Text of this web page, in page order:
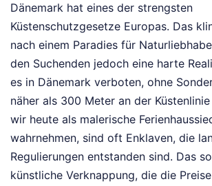
Dänemark hat eines der strengsten
Küstenschutzgesetze Europas. Das
nach einem Paradies für
den Suchenden jedoch eine harte
es in Dänemark verboten, ohne
näher als 300 Meter an der
wir heute als malerische
wahrnehmen, sind oft Enklaven, die
Regulierungen entstanden sind. Das
künstliche Verknappung, die die